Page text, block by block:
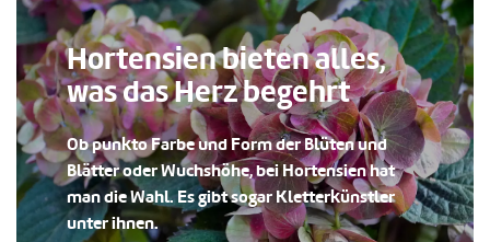
Hortensien bieten alles,
was das Herz begehrt
Ob punkto Farbe und Form der Blüten und
Blätter oder Wuchshöhe, bei Hortensien hat
man die Wahl. Es gibt sogar Kletterkünstler
unter ihnen.